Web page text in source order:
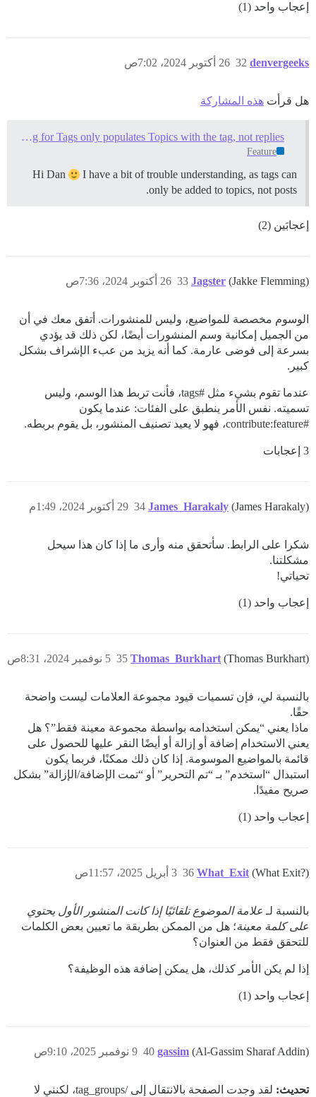
إعجاب واحد (1)
denvergeeks 26 أكتوبر 2024، 7:02ص 32
هل قرأت هذه المشاركة
Search / Watching for Tags only populates Topics with the tag, not replies
Feature
Hi Dan
I have a bit of trouble understanding, as tags can
only be added to topics, not posts.
إعجابَين (2)
Jagster (Jakke Flemming) 26 أكتوبر 2024، 7:36ص 33
الوسوم مخصصة للمواضيع، وليس للمنشورات. أتفق معك في أن
من الجميل إمكانية وسم المنشورات أيضًا، لكن ذلك قد يؤدي
بسرعة إلى فوضى عارمة. كما أنه يزيد من عبء الإشراف بشكل
كبير.
عندما تقوم بشيء مثل #tags،
فأنت تربط هذا الوسم، وليس
تسميته. نفس الأمر ينطبق على الفئات: عندما يكون
#contribute:feature،
فهو لا يعيد تصنيف المنشور، بل يقوم بربطه.
3 إعجابات
James_Harakaly (James Harakaly) 29 أكتوبر 2024، 1:49م 34
شكرا على الرابط. سأتحقق منه وأرى ما إذا كان هذا سيحل
مشكلتنا.
تحياتي!
إعجاب واحد (1)
Thomas_Burkhart (Thomas Burkhart) 5 نوفمبر 2024، 8:31ص 35
بالنسبة لي، فإن تسميات قيود مجموعة العلامات ليست واضحة
حقًا.
ماذا يعني “يمكن استخدامه بواسطة مجموعة معينة فقط”؟ هل
يعني الاستخدام إضافة أو إزالة أو أيضًا النقر عليها للحصول على
قائمة بالمواضيع الموسومة. إذا كان ذلك ممكنًا، فربما يكون
استبدال “استخدم” بـ “تم التحرير” أو “تمت الإضافة/الإزالة” بشكل
صريح مفيدًا.
إعجاب واحد (1)
What_Exit (What Exit?) 3 أبريل 2025، 11:57ص 36
بالنسبة لـ علامة الموضوع تلقائيًا إذا كانت المنشور الأول يحتوي
على كلمة معينة؛ هل من الممكن بطريقة ما تعيين بعض الكلمات
للتحقق فقط من العنوان؟
إذا لم يكن الأمر كذلك، هل يمكن إضافة هذه الوظيفة؟
إعجاب واحد (1)
gassim (Al-Gassim Sharaf Addin) 9 نوفمبر 2025، 9:10ص 40
تحديث: لقد وجدت الصفحة بالانتقال إلى /tag_groups، لكنني لا